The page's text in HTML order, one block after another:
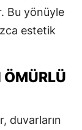
Bu yönüyle
estetik
duvarların